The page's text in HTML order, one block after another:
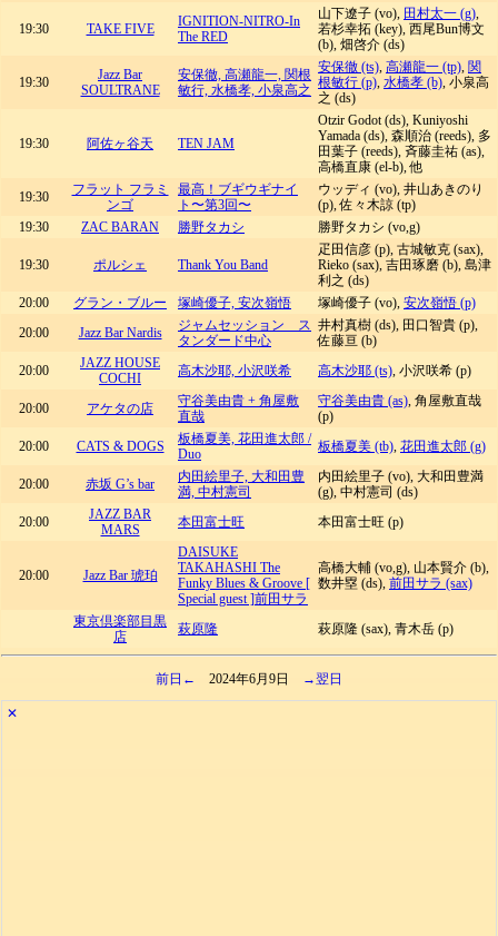
19:30 TAKE FIVE
IGNITION-NITRO-In
The RED
山下遼子 (vo), 田村太一 (g),
若杉幸拓 (key), 西尾Bun博文
(b), 畑啓介 (ds)
19:30
Jazz Bar
SOULTRANE
安保徹, 高瀬龍一, 関根
敏行, 水橋孝, 小泉高之
安保徹 (ts), 高瀬龍一 (tp), 関
根敏行 (p), 水橋孝 (b), 小泉高
之 (ds)
19:30 阿佐ヶ谷天 TEN JAM
Otzir Godot (ds), Kuniyoshi
Yamada (ds), 森順治 (reeds), 多
田葉子 (reeds), 斉藤圭祐 (as),
高橋直康 (el-b), 他
19:30
フラット フラミ
ンゴ
最高！ブギウギナイ
ト〜第3回〜
ウッディ (vo), 井山あきのり
(p), 佐々木諒 (tp)
19:30
ZAC BARAN 勝野タカシ 勝野タカシ (vo,g)
19:30 ポルシェ Thank You Band
疋田信彦 (p), 古城敏克 (sax),
Rieko (sax), 吉田琢磨 (b), 島津
利之 (ds)
20:00
グラン・ブルー 塚崎優子, 安次嶺悟 塚崎優子 (vo), 安次嶺悟 (p)
20:00
Jazz Bar Nardis
ジャムセッション ス
タンダード中心
井村真樹 (ds), 田口智貴 (p),
佐藤亘 (b)
20:00
JAZZ HOUSE
COCHI
高木沙耶, 小沢咲希 高木沙耶 (ts), 小沢咲希 (p)
20:00 アケタの店
守谷美由貴 + 角屋敷
直哉
守谷美由貴 (as), 角屋敷直哉
(p)
20:00
CATS & DOGS
板橋夏美, 花田進太郎 /
Duo
板橋夏美 (tb), 花田進太郎 (g)
20:00 赤坂 G’s bar
内田絵里子, 大和田豊
満, 中村憲司
内田絵里子 (vo), 大和田豊満
(g), 中村憲司 (ds)
20:00
JAZZ BAR
MARS
本田富士旺 本田富士旺 (p)
20:00 Jazz Bar 琥珀
DAISUKE
TAKAHASHI The
Funky Blues & Groove [
Special guest ]前田サラ
高橋大輔 (vo,g), 山本賢介 (b),
数井塁 (ds), 前田サラ (sax)
東京倶楽部目黒
店
萩原隆 萩原隆 (sax), 青木岳 (p)
前日← 2024年6月9日 →翌日
✕